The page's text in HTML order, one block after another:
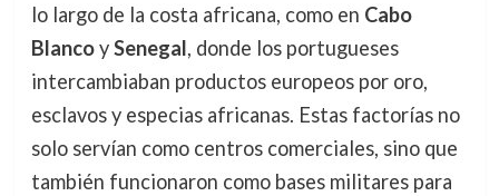
lo largo de la costa africana, como en Cabo
BlancoySenegal, donde los portugueses
intercambiaban productos europeos por oro,
esclavos y especias africanas. Estas factorías no
solo servían como centros comerciales, sino que
también funcionaron como bases militares para